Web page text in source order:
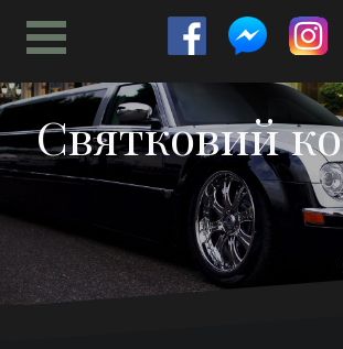
содержимому
Святковий